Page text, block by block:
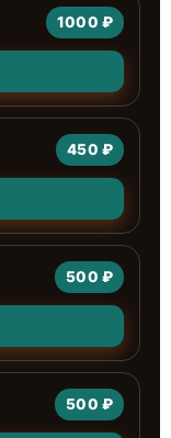
1000 ₽
450 ₽
500 ₽
500 ₽